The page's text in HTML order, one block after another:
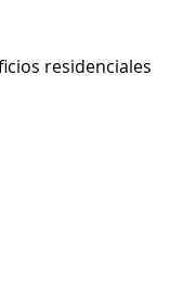
residenciales